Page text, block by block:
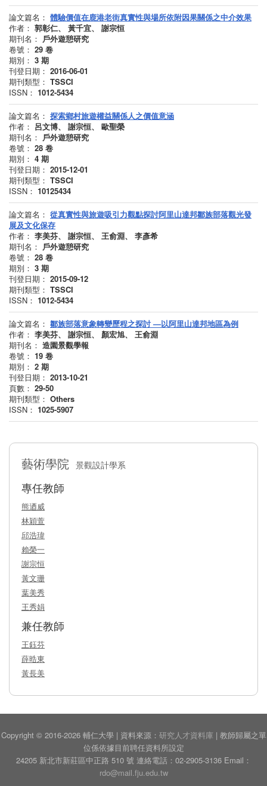
論文篇名： 體驗價值在鹿港老街真實性與場所依附因果關係之中介效果
作者： 郭彰仁、 黃千宜、 謝宗恒
期刊名： 戶外遊憩研究
卷號： 29 卷
期別： 3 期
刊登日期： 2016-06-01
期刊類型： TSSCI
ISSN： 1012-5434
論文篇名： 探索鄉村旅遊權益關係人之價值意涵
作者： 呂文博、 謝宗恒、 歐聖榮
期刊名： 戶外遊憩研究
卷號： 28 卷
期別： 4 期
刊登日期： 2015-12-01
期刊類型： TSSCI
ISSN： 10125434
論文篇名： 從真實性與旅遊吸引力觀點探討阿里山達邦鄒族部落觀光發
展及文化保存
作者： 李美芬、 謝宗恒、 王俞淵、 李彥希
期刊名： 戶外遊憩研究
卷號： 28 卷
期別： 3 期
刊登日期： 2015-09-12
期刊類型： TSSCI
ISSN： 1012-5434
論文篇名： 鄒族部落意象轉變歷程之探討 —以阿里山達邦地區為例
作者： 李美芬、 謝宗恒、 顏宏旭、 王俞淵
期刊名： 造園景觀學報
卷號： 19 卷
期別： 2 期
刊登日期： 2013-10-21
頁數： 29-50
期刊類型： Others
ISSN： 1025-5907
藝術學院 景觀設計學系
專任教師
熊迺威
林穎萱
邱浩瑋
賴榮一
謝宗恒
黃文珊
葉美秀
王秀娟
兼任教師
王鈺芬
薛晧東
黃長美
Copyright © 2016-2026 輔仁大學 | 資料來源： 研究人才資料庫 | 教師歸屬之單
位係依據目前聘任資料所設定
24205 新北市新莊區中正路 510 號 連絡電話：02-2905-3136 Email：
rdo@mail.fju.edu.tw